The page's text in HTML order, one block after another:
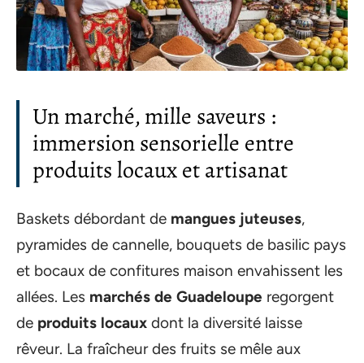
Un marché, mille saveurs :
immersion sensorielle entre
produits locaux et artisanat
Baskets débordant de mangues juteuses,
pyramides de cannelle, bouquets de basilic pays
et bocaux de confitures maison envahissent les
allées. Les marchés de Guadeloupe regorgent
de produits locaux dont la diversité laisse
rêveur. La fraîcheur des fruits se mêle aux